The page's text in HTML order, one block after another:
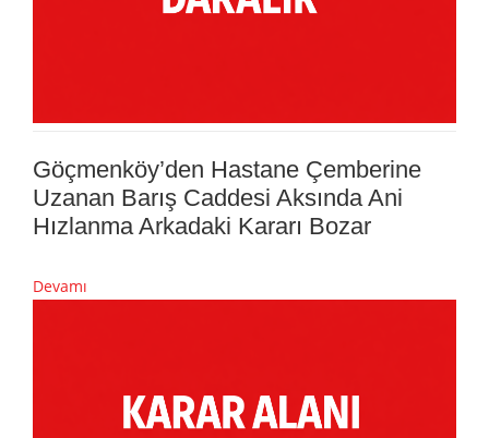
Göçmenköy’den Hastane Çemberine
Uzanan Barış Caddesi Aksında Ani
Hızlanma Arkadaki Kararı Bozar
Devamı